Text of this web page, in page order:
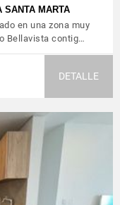
SANTA MARTA
en una zona muy
Bellavista contig…
DETALLE